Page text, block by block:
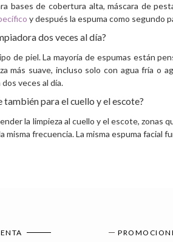
bases de cobertura alta, máscara de
y después la espuma como segundo
dos veces al día?
de piel. La mayoría de espumas están
más suave, incluso solo con agua fría o
veces al día.
también para el cuello y el escote?
la limpieza al cuello y el escote,
misma frecuencia. La misma espuma facial